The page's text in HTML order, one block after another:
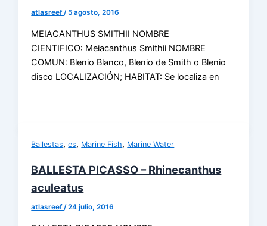
atlasreef/ 5 agosto, 2016
MEIACANTHUS SMITHII NOMBRE
CIENTIFICO: Meiacanthus Smithii NOMBRE
COMUN: Blenio Blanco, Blenio de Smith o Blenio
disco LOCALIZACIÓN; HABITAT: Se localiza en
Ballestas,es, Marine Fish, Marine Water
BALLESTA PICASSO – Rhinecanthus
aculeatus
atlasreef/24 julio, 2016